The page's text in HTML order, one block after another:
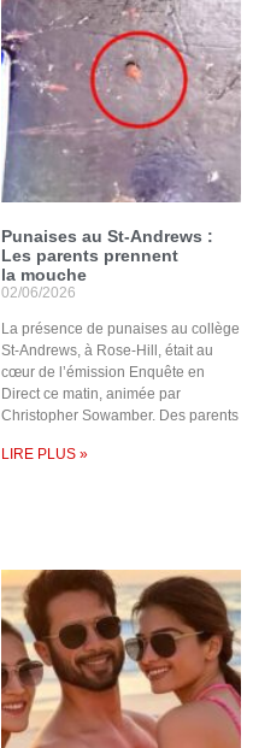
Punaises au St-Andrews :
Les parents prennent
la mouche
02/06/2026
La présence de punaises au collège
St-Andrews, à Rose-Hill, était au
cœur de l’émission Enquête en
Direct ce matin, animée par
Christopher Sowamber. Des parents
LIRE PLUS »